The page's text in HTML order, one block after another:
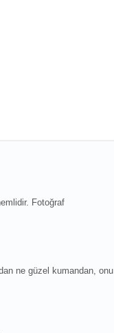
Fotoğraf
ne güzel kumandan, onu